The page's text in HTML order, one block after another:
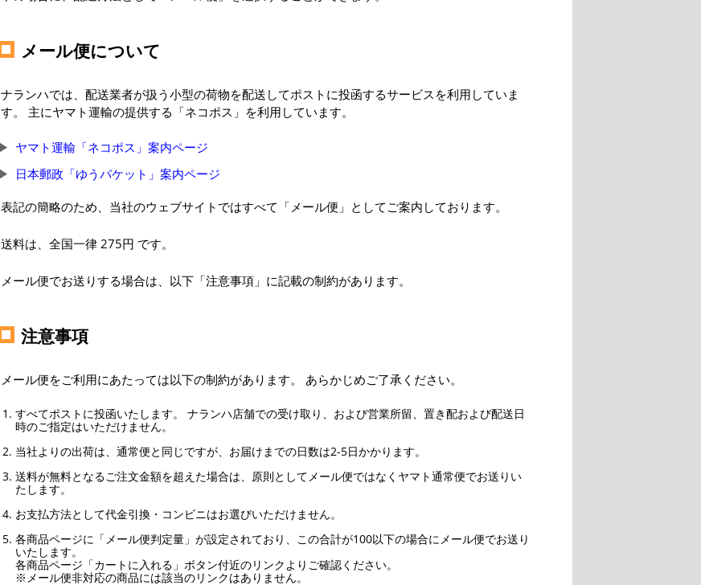
メール便について
ナランハでは、配送業者が扱う小型の荷物を配送してポストに投函するサービスを利用していま
す。 主にヤマト運輸の提供する「ネコポス」を利用しています。
ヤマト運輸「ネコポス」案内ページ
日本郵政「ゆうパケット」案内ページ
表記の簡略のため、当社のウェブサイトではすべて「メール便」としてご案内しております。
送料は、全国一律 275円 です。
メール便でお送りする場合は、以下「注意事項」に記載の制約があります。
注意事項
メール便をご利用にあたっては以下の制約があります。 あらかじめご了承ください。
すべてポストに投函いたします。 ナランハ店舗での受け取り、および営業所留、置き配および配送日
時のご指定はいただけません。
当社よりの出荷は、通常便と同じですが、お届けまでの日数は2-5日かかります。
送料が無料となるご注文金額を超えた場合は、原則としてメール便ではなくヤマト通常便でお送りい
たします。
お支払方法として代金引換・コンビニはお選びいただけません。
各商品ページに「メール便判定量」が設定されており、この合計が100以下の場合にメール便でお送り
いたします。
各商品ページ「カートに入れる」ボタン付近のリンクよりご確認ください。
※メール便非対応の商品には該当のリンクはありません。